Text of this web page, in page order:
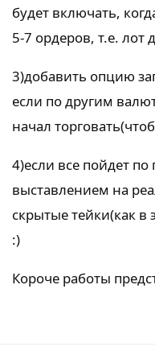
будет включать,
5-7 ордеров, т.е.
3)добавить опцию
если по другим
начал
4)если все пойдет по
выставлением на
скрытые тейки(как в
:)
Короче работы